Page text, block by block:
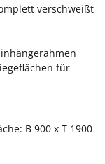
verschweißt
für
B 900 x T 1900